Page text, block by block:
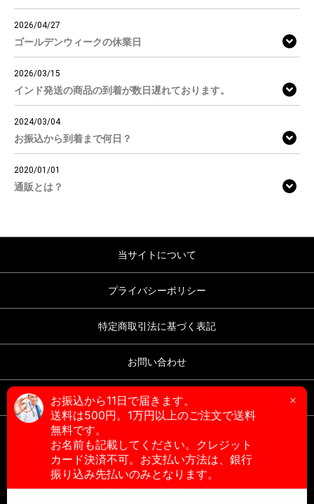
2026/04/27
ゴールデンウィークの休業日
2026/03/15
インド発送の商品の到着が数日遅れております。
2024/03/04
お振込から到着まで何日？
2020/01/01
通販とは？
当サイトについて
プライバシーポリシー
特定商取引法に基づく表記
お問い合わせ
ブログ
サプリ館
copyright (c) サプリ館 all rights reserved.